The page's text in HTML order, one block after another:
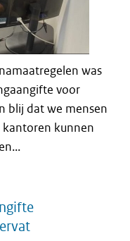
was
voor
blij dat we mensen
kantoren kunnen